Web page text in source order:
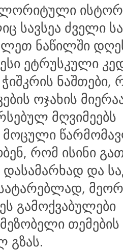
სავსეა ძველი
ნაწილში
ეტრუსკული
ჭიშკრის
ოჯახის
მღვიმეებს
რომ ისინი
და
გამოქვაბულები
თემების
გზას.